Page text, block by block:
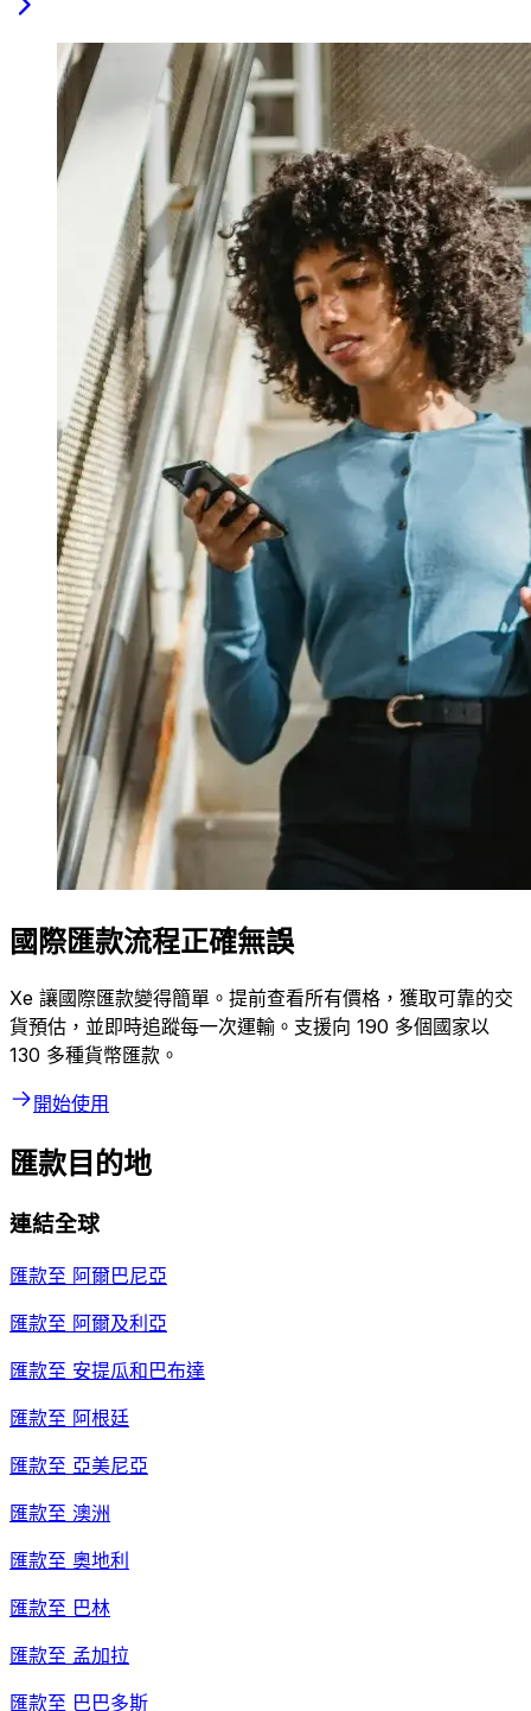
國際匯款流程正確無誤
Xe 讓國際匯款變得簡單。提前查看所有價格，獲取可靠的交
貨預估，並即時追蹤每一次運輸。支援向 190 多個國家以
130 多種貨幣匯款。
開始使用
匯款目的地
連結全球
匯款至 阿爾巴尼亞
匯款至 阿爾及利亞
匯款至 安提瓜和巴布達
匯款至 阿根廷
匯款至 亞美尼亞
匯款至 澳洲
匯款至 奧地利
匯款至 巴林
匯款至 孟加拉
匯款至 巴巴多斯